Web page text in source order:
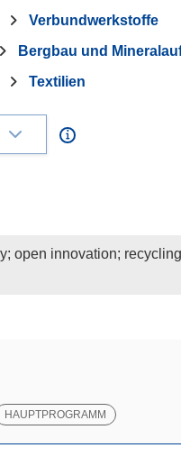
Verbundwerkstoffe
Bergbau und
Textilien
open innovation;
HAUPTPROGRAMM